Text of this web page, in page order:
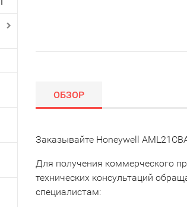
ОБЗОР
Заказывайте Honeywell
Для получения коммерческого
технических консультаций
специалистам: